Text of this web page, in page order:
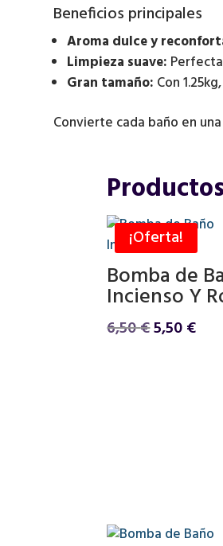
Beneficios principales
Aroma dulce y
Limpieza suave:
Gran tamaño: Con
Convierte cada baño en
¡Oferta!
Bomba de
Incienso Y
6,50€El
5,50€El